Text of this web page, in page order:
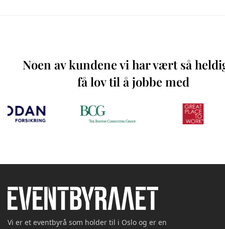
Noen av kundene vi har vært så
få lov til å jobbe med
Vi er et eventbyrå som holder til i Oslo og er en